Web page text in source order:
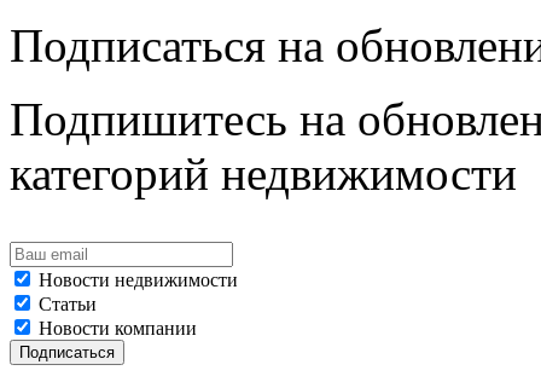
Подписаться на
Подпишитесь на
категорий недвижимости
Новости недвижимости
Статьи
Новости компании